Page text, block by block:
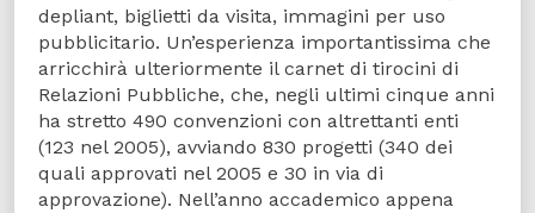
depliant, biglietti da visita, immagini per uso
pubblicitario. Un’esperienza importantissima che
arricchirà ulteriormente il carnet di tirocini di
Relazioni Pubbliche, che, negli ultimi cinque anni
ha stretto 490 convenzioni con altrettanti enti
(123 nel 2005), avviando 830 progetti (340 dei
quali approvati nel 2005 e 30 in via di
approvazione). Nell’anno accademico appena